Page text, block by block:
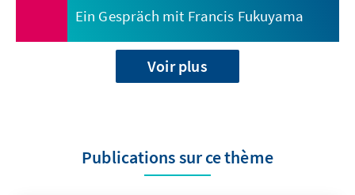
Ein Gespräch mit Francis Fukuyama
Voir plus
Publications sur ce thème